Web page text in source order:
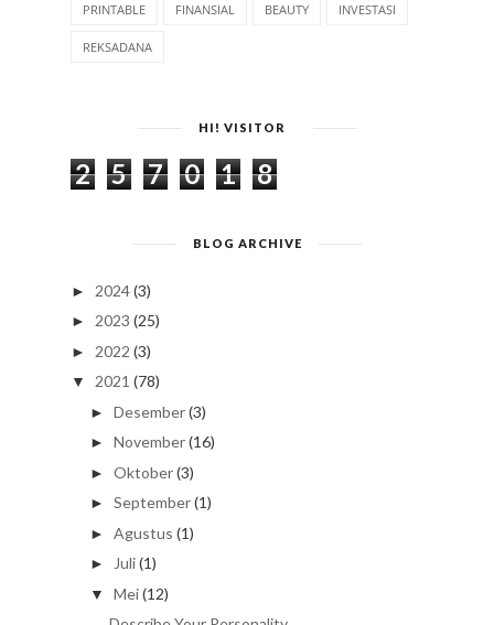
PRINTABLE FINANSIAL BEAUTY INVESTASI
REKSADANA
HI! VISITOR
2 5 7 0 1 8
BLOG ARCHIVE
► 2024(3)
► 2023 (25)
► 2022 (3)
▼ 2021 (78)
► Desember(3)
► November(16)
► Oktober(3)
► September(1)
► Agustus (1)
► Juli(1)
▼ Mei(12)